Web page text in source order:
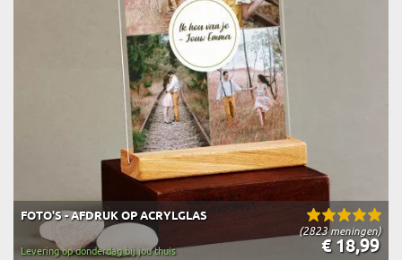
(2823 meningen)
FOTO'S - AFDRUK OP ACRYLGLAS
€ 18,99
Levering op donderdag bij jou thuis